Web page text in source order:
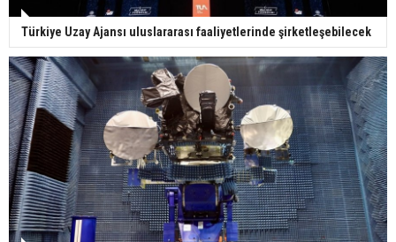
Türkiye Uzay Ajansı uluslararası faaliyetlerinde şirketleşebilecek